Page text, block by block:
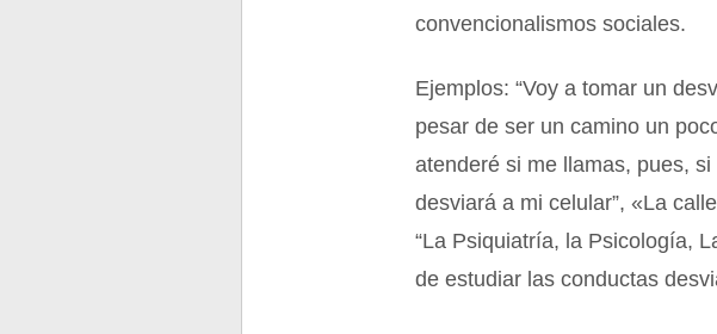
convencionalismos sociales.
Ejemplos: “Voy a tomar un
pesar de ser un camino un
atenderé si me llamas, pues,
desviará a mi celular”, «La
“La Psiquiatría, la Psicología,
de estudiar las conductas